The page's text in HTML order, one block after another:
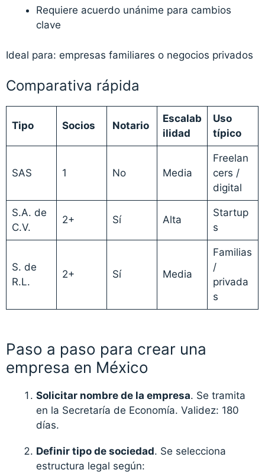
Requiere acuerdo unánime para cambios
clave
Ideal para: empresas familiares o negocios privados
Comparativa rápida
Tipo Socios Notario
Escalab
ilidad
Uso
típico
SAS 1 No Media
Freelan
cers /
digital
S.A. de
C.V.
2+ Sí Alta
Startup
s
S. de
R.L.
2+ Sí Media
Familias
/
privada
s
Paso a paso para crear una
empresa en México
Solicitar nombre de la empresa. Se tramita
en la Secretaría de Economía. Validez: 180
días.
Definir tipo de sociedad. Se selecciona
estructura legal según: